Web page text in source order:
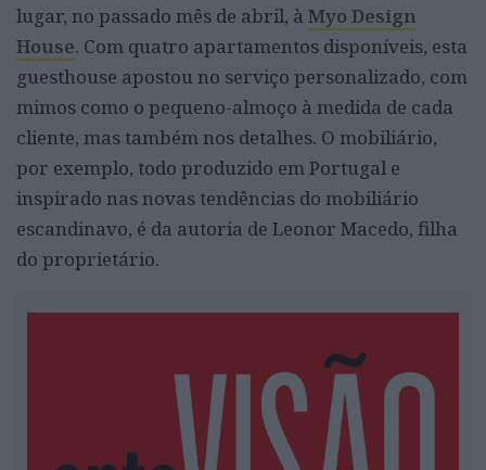
lugar, no passado mês de abril, à Myo Design
House. Com quatro apartamentos disponíveis, esta
guesthouse apostou no serviço personalizado, com
mimos como o pequeno-almoço à medida de cada
cliente, mas também nos detalhes. O mobiliário,
por exemplo, todo produzido em Portugal e
inspirado nas novas tendências do mobiliário
escandinavo, é da autoria de Leonor Macedo, filha
do proprietário.